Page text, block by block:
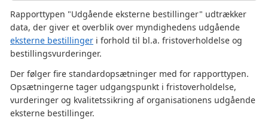
Rapporttypen "Udgående eksterne bestillinger" udtrækker
data, der giver et overblik over myndighedens udgående
eksterne bestillinger i forhold til bl.a. fristoverholdelse og
bestillingsvurderinger.
Der følger fire standardopsætninger med for rapporttypen.
Opsætningerne tager udgangspunkt i fristoverholdelse,
vurderinger og kvalitetssikring af organisationens udgående
eksterne bestillinger.